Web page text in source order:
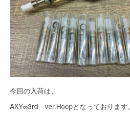
今回の入荷は、
AXY∞3rd ver.Hoopとなっております。